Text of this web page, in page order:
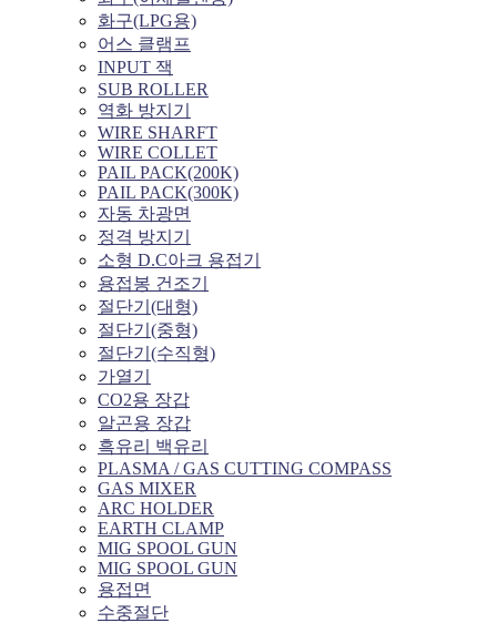
화구(LPG용)
어스 클램프
INPUT 잭
SUB ROLLER
역화 방지기
WIRE SHARFT
WIRE COLLET
PAIL PACK(200K)
PAIL PACK(300K)
자동 차광면
정격 방지기
소형 D.C아크 용접기
용접봉 건조기
절단기(대형)
절단기(중형)
절단기(수직형)
가열기
CO2용 장갑
알곤용 장갑
흑유리 백유리
PLASMA / GAS CUTTING COMPASS
GAS MIXER
ARC HOLDER
EARTH CLAMP
MIG SPOOL GUN
MIG SPOOL GUN
용접면
수중절단